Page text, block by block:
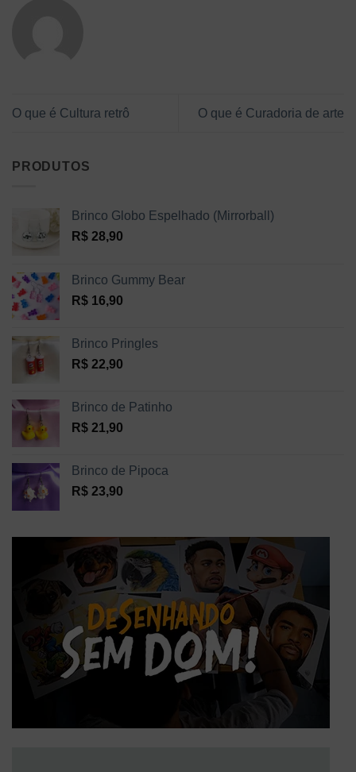
O que é Cultura retrô O que é Curadoria de arte
PRODUTOS
Brinco Globo Espelhado (Mirrorball)
R$ 28,90
Brinco Gummy Bear
R$ 16,90
Brinco Pringles
R$ 22,90
Brinco de Patinho
R$ 21,90
Brinco de Pipoca
R$ 23,90